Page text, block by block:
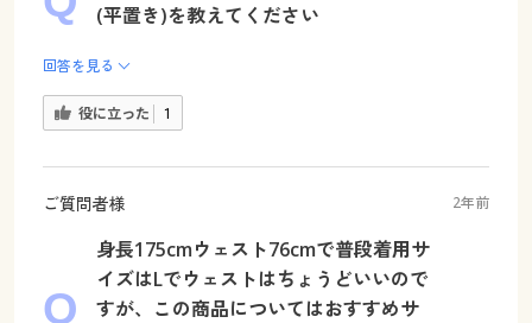
(平置き)を教えてください
回答を見る
役に立った 1
ご質問者様 2年前
身長175cmウェスト76cmで普段着用サ
イズはLでウェストはちょうどいいので
すが、この商品についてはおすすめサ